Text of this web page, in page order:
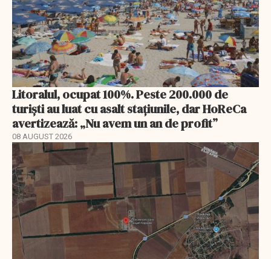
Litoralul, ocupat 100%. Peste 200.000 de
turiști au luat cu asalt stațiunile, dar HoReCa
avertizează: „Nu avem un an de profit”
08 AUGUST 2026